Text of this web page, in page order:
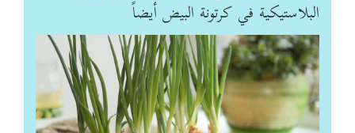
البلاستيكية في كرتونة البيض أيضاً